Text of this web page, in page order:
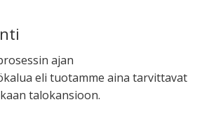
ajan
eli tuotamme aina tarvittavat
talokansioon.